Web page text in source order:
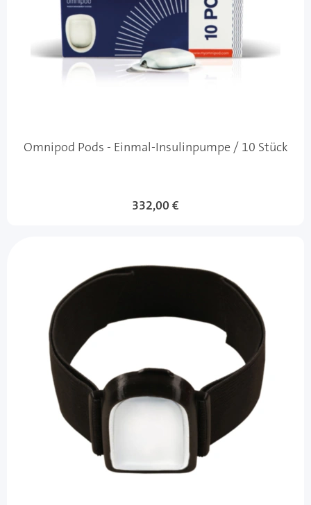
Omnipod Pods - Einmal-Insulinpumpe / 10 Stück
332,00 €